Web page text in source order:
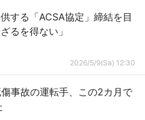
する「ACSA協定」締結を目
るを得ない」
2026/5/9(Sa) 12:30
事故の運転手、この2カ月で